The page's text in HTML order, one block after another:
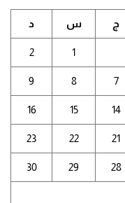
ج س د
1
2
7
8
9
14
15
16
21
22
23
28
29
30